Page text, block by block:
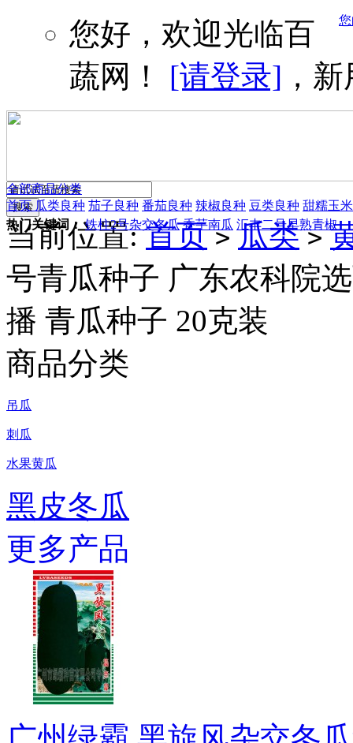
您好，欢迎光临百
蔬网！ [请登录] ，
热门关键词： 铁柱2号杂交冬瓜 香芋南瓜 汇丰二号早熟青椒
全部商品分类
首页 瓜类良种 茄子良种 番茄良种 辣椒良种 豆类良种 甜糯玉米
当前位置:首页 > 瓜类 >
号青瓜种子 广东农科院
播 青瓜种子 20克装
商品分类
吊瓜
刺瓜
水果黄瓜
黑皮冬瓜
更多产品